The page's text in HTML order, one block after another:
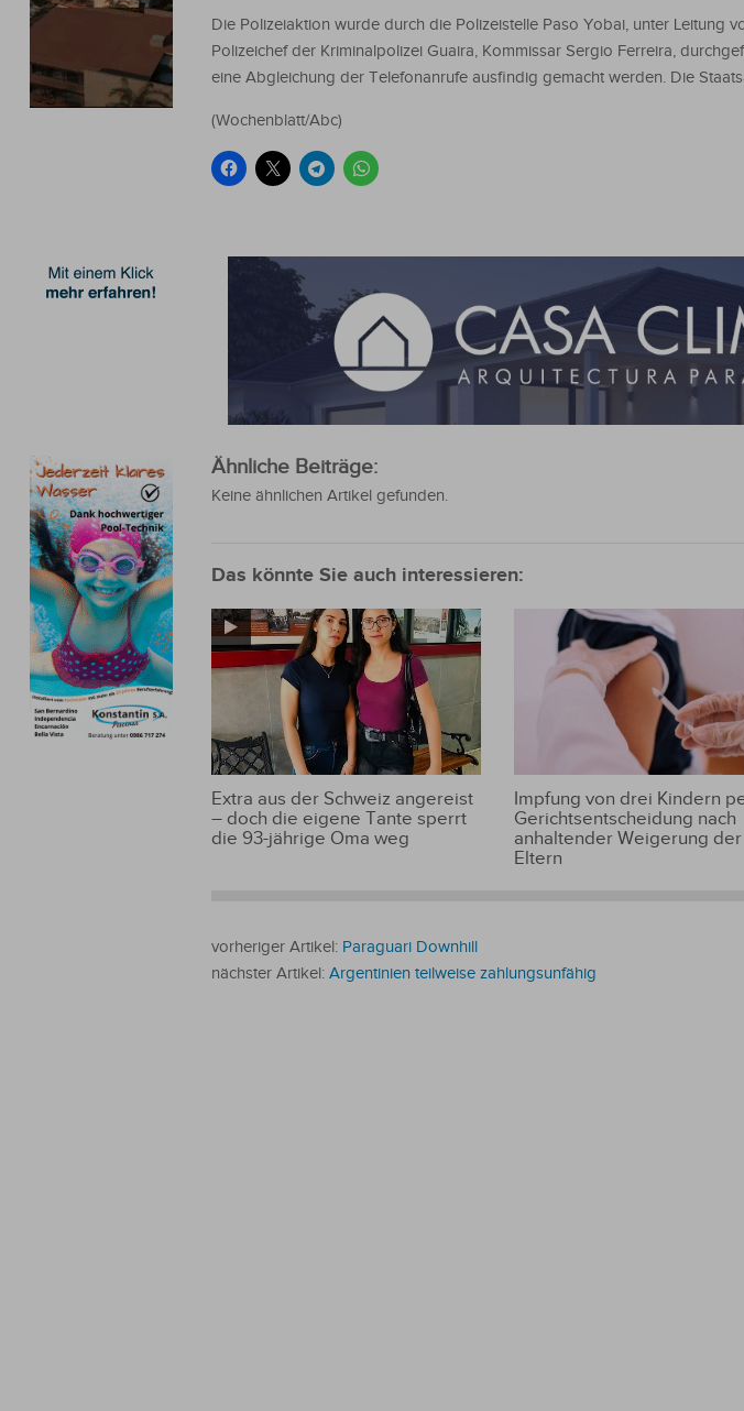
Die Polizeiaktion wurde durch die Polizeistelle Paso Yobai, unter Leitung
Polizeichef der Kriminalpolizei Guaira, Kommissar Sergio Ferreira,
eine Abgleichung der Telefonanrufe ausfindig gemacht werden. Die
(Wochenblatt/Abc)
Ähnliche Beiträge:
Keine ähnlichen Artikel gefunden.
Das könnte Sie auch interessieren:
Extra aus der Schweiz angereist
– doch die eigene Tante sperrt
die 93-jährige Oma weg
Impfung von drei Kindern
Gerichtsentscheidung nach
anhaltender Weigerung der
Eltern
vorheriger Artikel: Paraguari Downhill
nächster Artikel: Argentinien teilweise zahlungsunfähig